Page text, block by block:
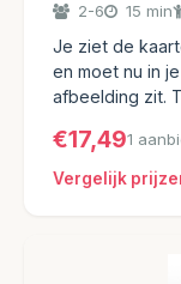
2-6 15 min
Je ziet de
en moet nu in
afbeelding zit.
€17,491
Vergelijk